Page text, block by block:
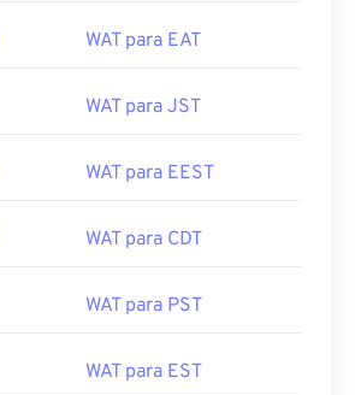
WAT para EAT
WAT para JST
WAT para EEST
WAT para CDT
WAT para PST
WAT para EST